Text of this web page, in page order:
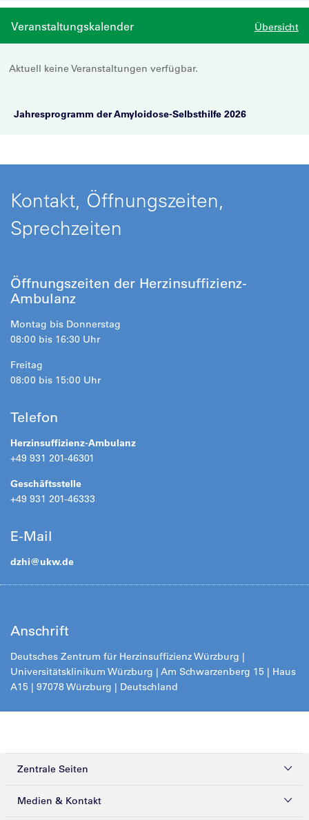
Veranstaltungskalender Übersicht
Aktuell keine Veranstaltungen verfügbar.
Jahresprogramm der Amyloidose-Selbsthilfe 2026
Kontakt, Öffnungszeiten,
Sprechzeiten
Öffnungszeiten der Herzinsuffizienz-
Ambulanz
Montag bis Donnerstag
08:00 bis 16:30 Uhr
Freitag
08:00 bis 15:00 Uhr
Telefon
Herzinsuffizienz-Ambulanz
+49 931 201-46301
Geschäftsstelle
+49 931 201-46333
E-Mail
dzhi@ukw.de
Anschrift
Deutsches Zentrum für Herzinsuffizienz Würzburg |
Universitätsklinikum Würzburg | Am Schwarzenberg 15 | Haus
A15 | 97078 Würzburg | Deutschland
Zentrale Seiten
Kliniken & Zentren
Medien & Kontakt